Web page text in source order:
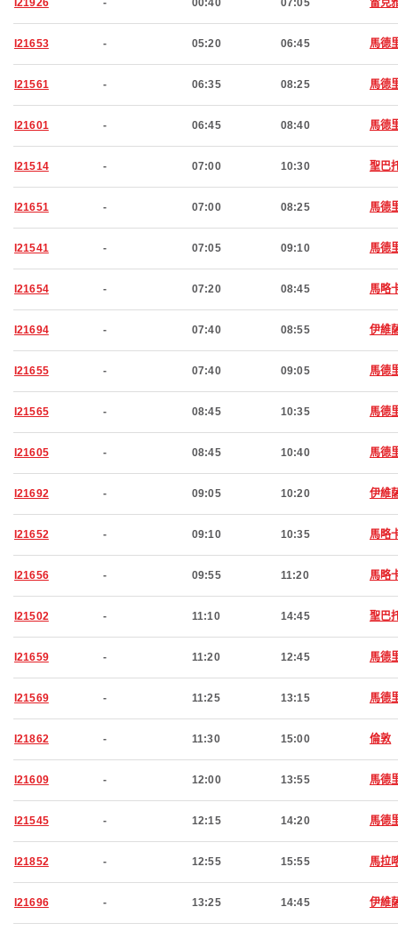
I21926 - 00:40 07:05 雷克
I21653 - 05:20 06:45 馬德
I21561 - 06:35 08:25 馬德
I21601 - 06:45 08:40 馬德
I21514 - 07:00 10:30 聖巴
I21651 - 07:00 08:25 馬德
I21541 - 07:05 09:10 馬德
I21654 - 07:20 08:45 馬略
I21694 - 07:40 08:55 伊維
I21655 - 07:40 09:05 馬德
I21565 - 08:45 10:35 馬德
I21605 - 08:45 10:40 馬德
I21692 - 09:05 10:20 伊維
I21652 - 09:10 10:35 馬略
I21656 - 09:55 11:20 馬略
I21502 - 11:10 14:45 聖巴
I21659 - 11:20 12:45 馬德
I21569 - 11:25 13:15 馬德
I21862 - 11:30 15:00 倫敦
I21609 - 12:00 13:55 馬德
I21545 - 12:15 14:20 馬德
I21852 - 12:55 15:55 馬拉
I21696 - 13:25 14:45 伊維